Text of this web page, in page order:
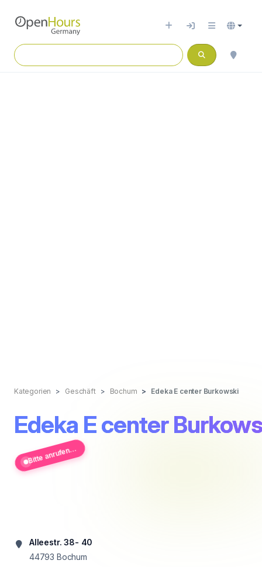
Kategorien Geschäft Bochum Edeka E center Burkowski
Edeka E center
Bitte anrufen...
Alleestr. 38- 40
44793 Bochum